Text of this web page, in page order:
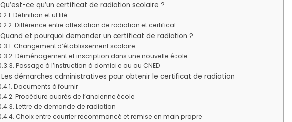
Qu’est-ce qu’un certificat de radiation scolaire ?
Définition et utilité
Différence entre attestation de radiation et certificat
Quand et pourquoi demander un certificat de radiation ?
Changement d’établissement scolaire
Déménagement et inscription dans une nouvelle école
Passage à l’instruction à domicile ou au CNED
Les démarches administratives pour obtenir le certificat de radiation
Documents à fournir
Procédure auprès de l’ancienne école
Lettre de demande de radiation
Choix entre courrier recommandé et remise en main propre